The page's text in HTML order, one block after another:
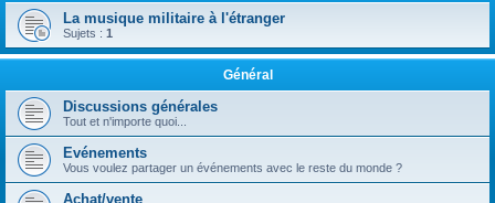
La musique militaire à l'étranger
Sujets : 1
Général
Discussions générales
Tout et n'importe quoi...
Evénements
Vous voulez partager un événements avec le reste du monde ?
Achat/vente